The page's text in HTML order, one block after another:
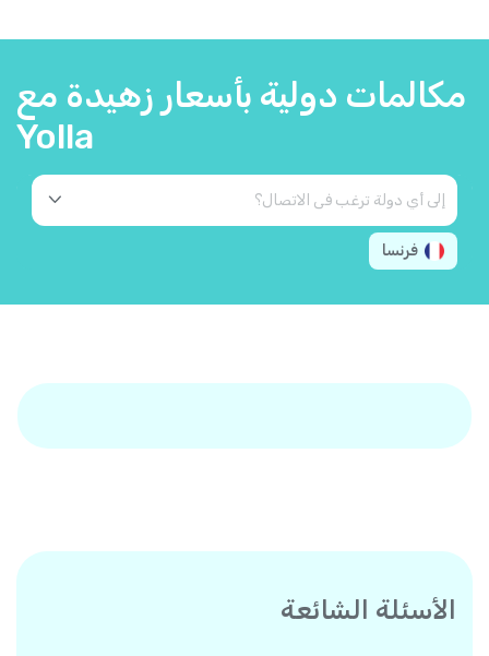
مكالمات دولية بأسعار زهيدة مع
Yolla
فرنسا
الأسئلة الشائعة